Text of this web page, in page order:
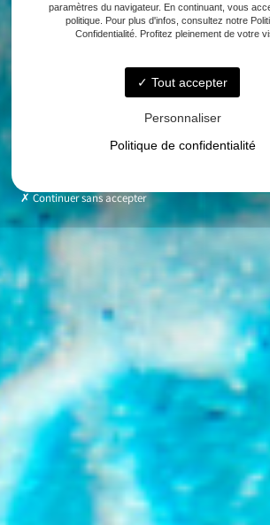
paramètres du navigateur. En continuant, vous
politique. Pour plus d'infos, consultez notre
Confidentialité. Profitez pleinement de votre
Tout accepter
Personnaliser
Politique de confidentialité
Continuer sans accepter